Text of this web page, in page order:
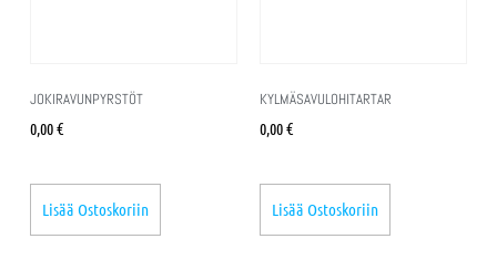
JOKIRAVUNPYRSTÖT
0,00€
Lisää Ostoskoriin
KYLMÄSAVULOHITARTAR
0,00€
Lisää Ostoskoriin